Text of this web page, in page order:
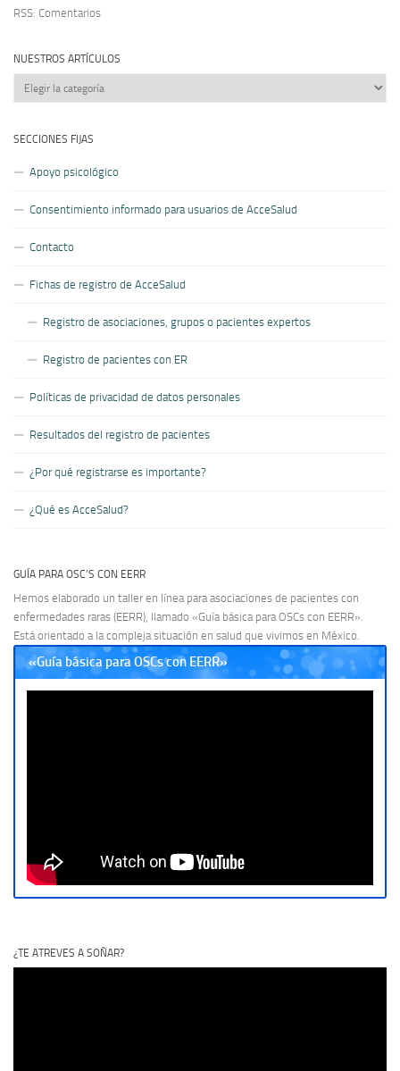
RSS: Comentarios
NUESTROS ARTÍCULOS
Nuestros
artículos
SECCIONES FIJAS
Apoyo psicológico
Consentimiento informado para usuarios de AcceSalud
Contacto
Fichas de registro de AcceSalud
Registro de asociaciones, grupos o pacientes expertos
Registro de pacientes con ER
Políticas de privacidad de datos personales
Resultados del registro de pacientes
¿Por qué registrarse es importante?
¿Qué es AcceSalud?
GUÍA PARA OSC’S CON EERR
Hemos elaborado un taller en línea para asociaciones de pacientes con
enfermedades raras (EERR), llamado «Guía básica para OSCs con EERR».
Está orientado a la compleja situación en salud que vivimos en México.
«Guía básica para OSCs con EERR»
¿TE ATREVES A SOÑAR?